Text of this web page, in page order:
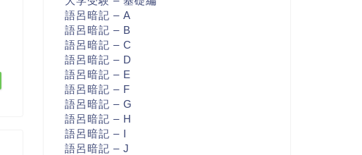
語呂暗記 – A
語呂暗記 – B
語呂暗記 – C
語呂暗記 – D
語呂暗記 – E
語呂暗記 – F
語呂暗記 – G
語呂暗記 – H
語呂暗記 – I
語呂暗記 – J